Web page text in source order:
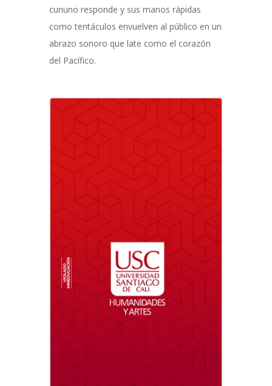
cununo responde y sus manos rápidas
como tentáculos envuelven al público en un
abrazo sonoro que late como el corazón
del Pacífico.